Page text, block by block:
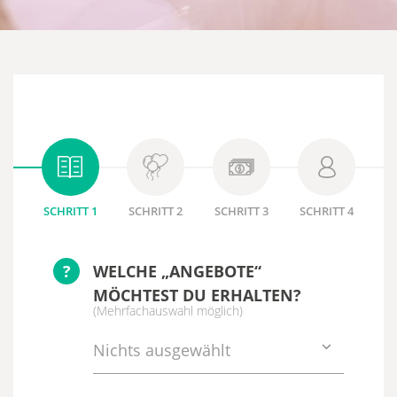
SCHRITT 1 SCHRITT 2 SCHRITT 3 SCHRITT 4
?
WELCHE „ANGEBOTE“
MÖCHTEST DU ERHALTEN?
(Mehrfachauswahl möglich)
Nichts ausgewählt